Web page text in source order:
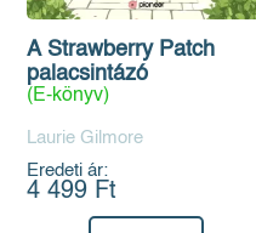
A Strawberry Patch
palacsintázó
(E-könyv)
Laurie Gilmore
Eredeti ár:
4 499 Ft